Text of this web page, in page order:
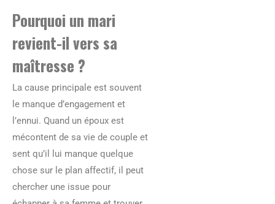
Pourquoi un mari
revient-il vers sa
maîtresse ?
La cause principale est souvent
le manque d’engagement et
l’ennui. Quand un époux est
mécontent de sa vie de couple et
sent qu’il lui manque quelque
chose sur le plan affectif, il peut
chercher une issue pour